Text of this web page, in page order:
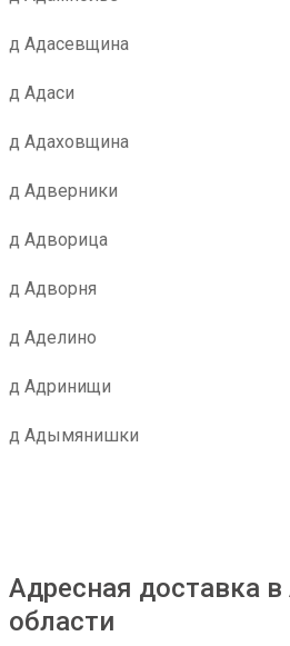
д Адасевщина
д Адаси
д Адаховщина
д Адверники
д Адворица
д Адворня
д Аделино
д Адринищи
д Адымянишки
Адресная доставка
области